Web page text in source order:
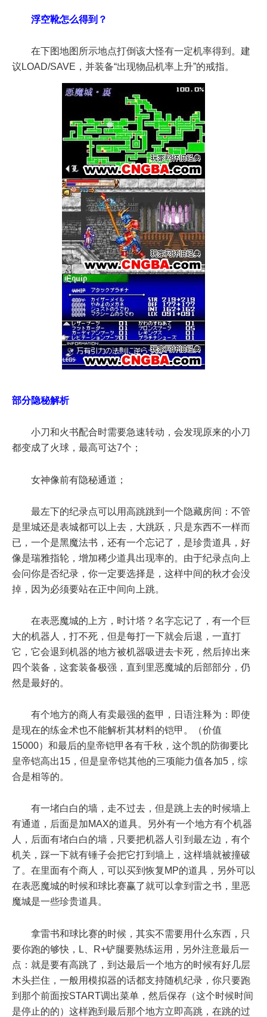
浮空靴怎么得到？
在下图地图所示地点打倒该大怪有一定机率得到。建
议LOAD/SAVE，并装备“出现物品机率上升”的戒指。
部分隐秘解析
小刀和火书配合时需要急速转动，会发现原来的小刀
都变成了火球，最高可达7个；
女神像前有隐秘通道；
最左下的纪录点可以用高跳跳到一个隐藏房间：不管
是里城还是表城都可以上去，大跳跃，只是东西不一样而
已，一个是黑魔法书，还有一个忘记了，是珍贵道具，好
像是瑞雅指轮，增加稀少道具出现率的。由于纪录点向上
会问你是否纪录，你一定要选择是，这样中间的秋才会没
掉，因为必须要站在正中间向上跳。
在表恶魔城的上方，时计塔？名字忘记了，有一个巨
大的机器人，打不死，但是每打一下就会后退，一直打
它，它会退到机器的地方被机器吸进去卡死，然后掉出来
四个装备，这套装备极强，直到里恶魔城的后部部分，仍
然是最好的。
有个地方的商人有卖最强的盔甲，日语注释为：即使
是现在的练金术也不能解析其材料的铠甲。（价值
15000）和最后的皇帝铠甲各有千秋，这个凯的防御要比
皇帝铠高出15，但是皇帝铠其他的三项能力值各加5，综
合是相等的。
有一堵白白的墙，走不过去，但是跳上去的时候墙上
有通道，后面是加MAX的道具。另外有一个地方有个机器
人，后面有堵白白的墙，只要把机器人引到最左边，有个
机关，踩一下就有锤子会把它打到墙上，这样墙就被撞破
了。在里面有个商人，可以买到恢复MP的道具，另外可以
在表恶魔城的时候和球比赛赢了就可以拿到雷之书，里恶
魔城是一些珍贵道具。
拿雷书和球比赛的时候，其实不需要用什么东西，只
要你跑的够快，L、R+铲腿要熟练运用，另外注意最后一
点：就是要有高跳了，到达最后一个地方的时候有好几层
木头拦住，一般用模拟器的话都支持随机纪录，你只要跑
到那个前面按START调出菜单，然后保存（这个时候时间
是停止的的）这样跑到最后那个地方立即高跳，在跳的过